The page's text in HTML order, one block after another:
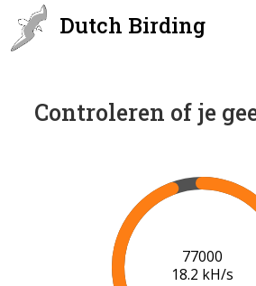
Dutch Birding
Controleren of je
80000
18.4 kH/s